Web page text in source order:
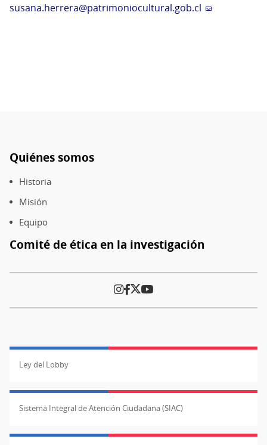
susana.herrera@patrimoniocultural.gob.cl
Pie
de
página
Quiénes somos
Historia
Misión
Equipo
Comité de ética en la investigación
Ley del Lobby
Sistema Integral de Atención Ciudadana (SIAC)